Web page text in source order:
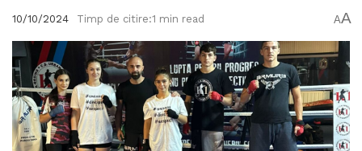
10/10/2024 Timp de citire:1 min read AA